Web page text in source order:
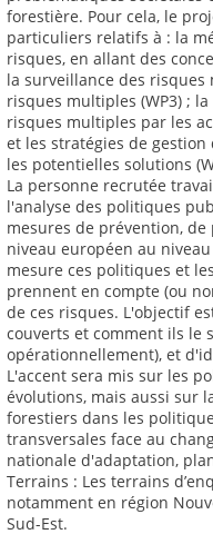
forestière. Pour cela, le
particuliers relatifs à : la
risques, en allant des
la surveillance des risques
risques multiples (WP3) ;
risques multiples par les
et les stratégies de
les potentielles solutions
La personne recrutée
l'analyse des politiques
mesures de prévention,
niveau européen au
mesure ces politiques et
prennent en compte (ou
de ces risques. L'objectif
couverts et comment ils le
opérationnellement), et
L'accent sera mis sur les
évolutions, mais aussi sur
forestiers dans les
transversales face au
nationale d'adaptation,
Terrains : Les terrains
notamment en région
Sud-Est.